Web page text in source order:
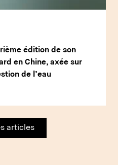
édition de son
en Chine, axée sur
de l’eau
articles